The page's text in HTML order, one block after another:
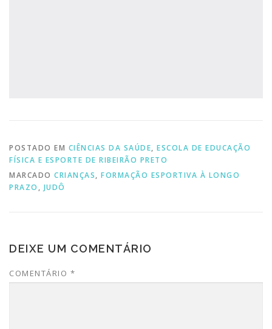
POSTADO EM CIÊNCIAS DA SAÚDE, ESCOLA DE EDUCAÇÃO
FÍSICA E ESPORTE DE RIBEIRÃO PRETO
MARCADO CRIANÇAS, FORMAÇÃO ESPORTIVA À LONGO
PRAZO , JUDÔ
DEIXE UM COMENTÁRIO
COMENTÁRIO *